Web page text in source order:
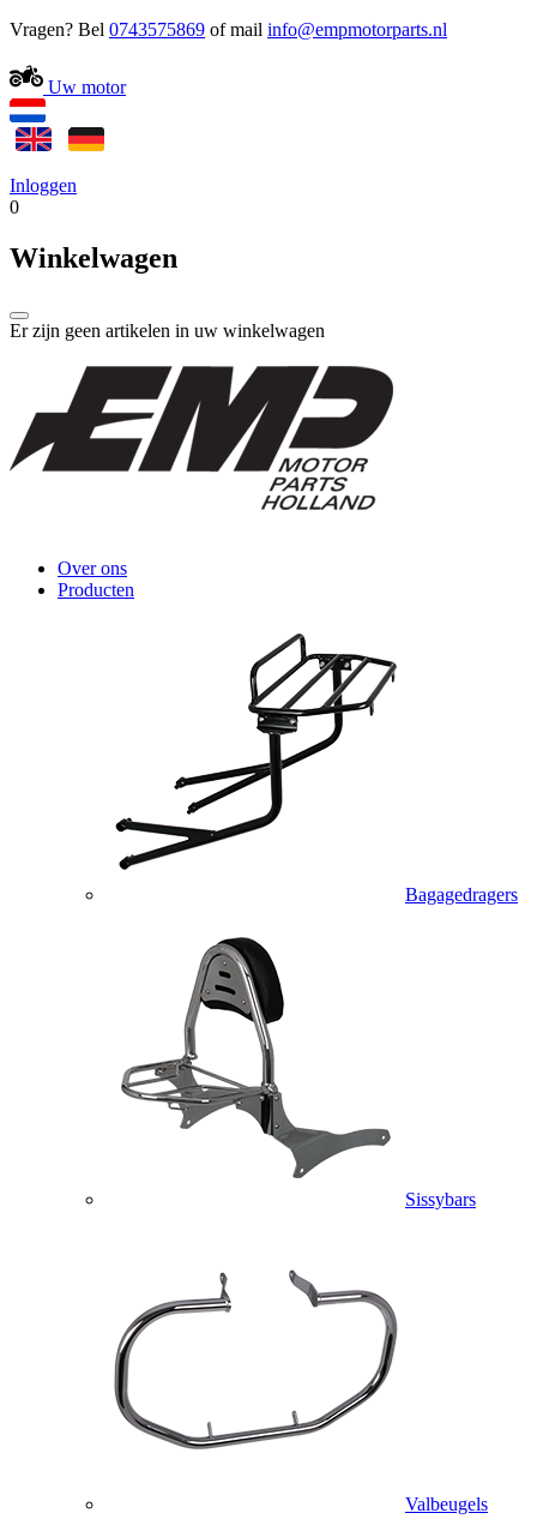
Vragen? Bel 0743575869 of mail
Uw motor
Inloggen
0
Winkelwagen
Er zijn geen artikelen in uw winkelwagen
Over ons
Producten
Bagagedragers
Sissybars
Valbeugels